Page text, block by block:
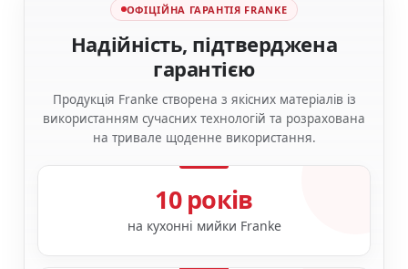
ОФІЦІЙНА ГАРАНТІЯ FRANKE
Надійність, підтверджена
гарантією
Продукція Franke створена з якісних матеріалів із
використанням сучасних технологій та розрахована
на тривале щоденне використання.
10 років
на кухонні мийки Franke